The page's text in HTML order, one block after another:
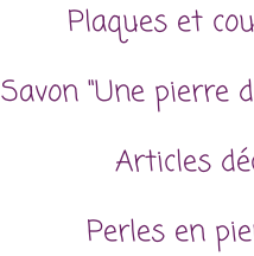
Plaques et
Savon "Une pierre
Articles
Perles en